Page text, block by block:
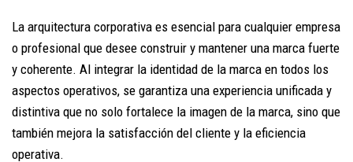
La arquitectura corporativa es esencial para cualquier empresa
o profesional que desee construir y mantener una marca fuerte
y coherente. Al integrar la identidad de la marca en todos los
aspectos operativos, se garantiza una experiencia unificada y
distintiva que no solo fortalece la imagen de la marca, sino que
también mejora la satisfacción del cliente y la eficiencia
operativa.